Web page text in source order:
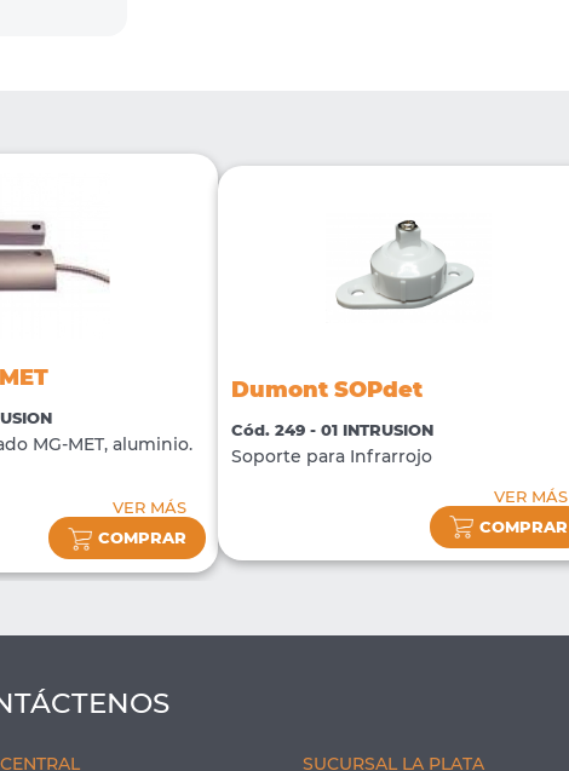
MG-MET, aluminio.
VER MÁS
COMPRAR
Dumont SOPdet
Cód. 249 - 01 INTRUSION
Soporte para Infrarrojo
VER MÁS
COMPRAR
SUCURSAL LA PLATA